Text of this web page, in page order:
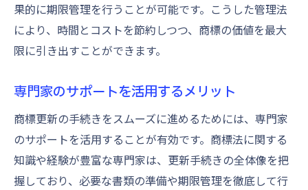
果的に期限管理を行うことが可能です。こうした管理法
により、時間とコストを節約しつつ、商標の価値を最大
限に引き出すことができます。
専門家のサポートを活用するメリット
商標更新の手続きをスムーズに進めるためには、専門家
のサポートを活用することが有効です。商標法に関する
知識や経験が豊富な専門家は、更新手続きの全体像を把
握しており、必要な書類の準備や期限管理を徹底して行